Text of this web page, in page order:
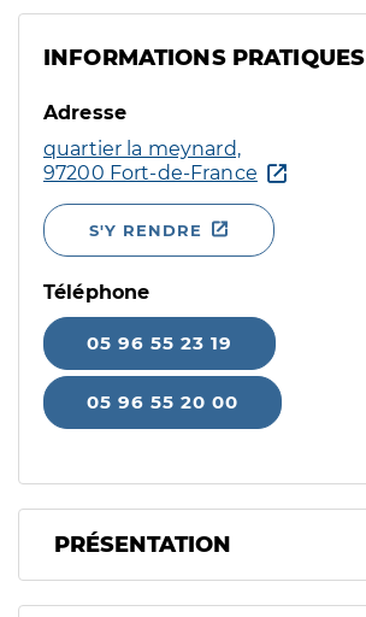
INFORMATIONS PRATIQUES
Adresse
quartier la meynard,
97200 Fort-de-France
S'Y RENDRE
Téléphone
05 96 55 23 19
05 96 55 20 00
PRÉSENTATION